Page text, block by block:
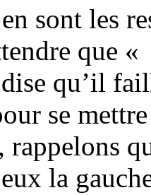
sont les
que
qu’il
se
rappelons
la